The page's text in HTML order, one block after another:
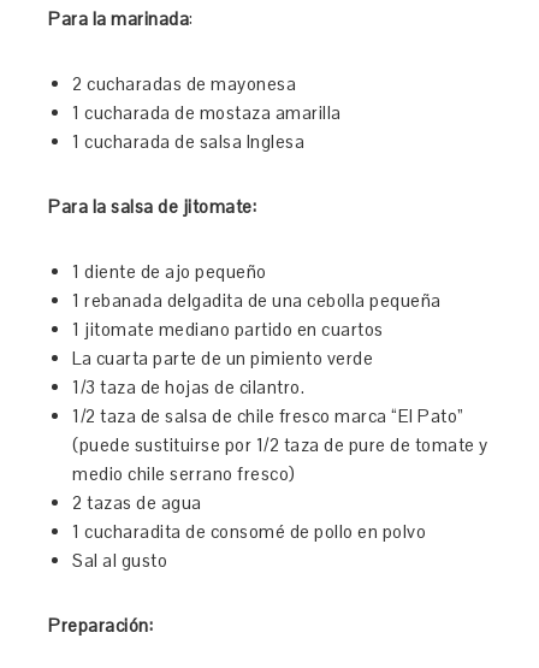
Para la marinada:
2 cucharadas de mayonesa
1 cucharada de mostaza amarilla
1 cucharada de salsa Inglesa
Para la salsa de jitomate:
1 diente de ajo pequeño
1 rebanada delgadita de una cebolla pequeña
1 jitomate mediano partido en cuartos
La cuarta parte de un pimiento verde
1/3 taza de hojas de cilantro.
1/2 taza de salsa de chile fresco marca “El Pato”
(puede sustituirse por 1/2 taza de pure de tomate y
medio chile serrano fresco)
2 tazas de agua
1 cucharadita de consomé de pollo en polvo
Sal al gusto
Preparación: